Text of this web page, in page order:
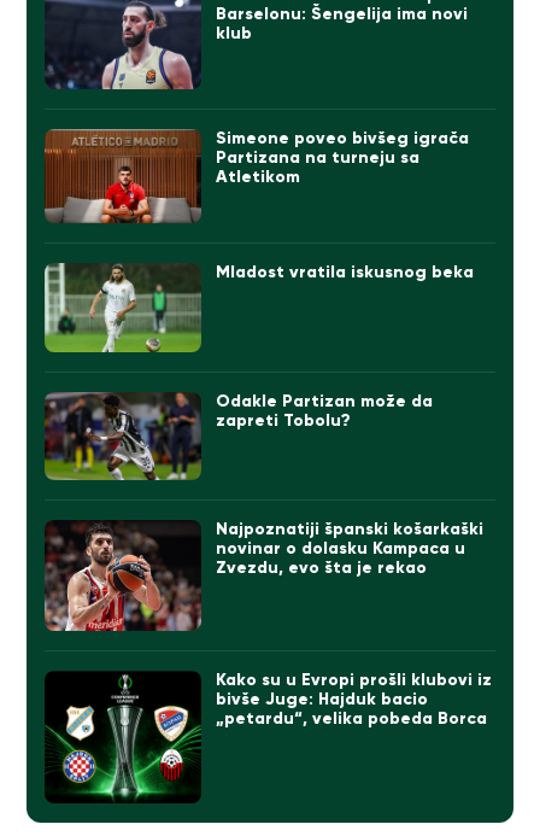
Barselonu: Šengelija ima novi
klub
Simeone poveo bivšeg igrača
Partizana na turneju sa
Atletikom
Mladost vratila iskusnog beka
Odakle Partizan može da
zapreti Tobolu?
Najpoznatiji španski košarkaški
novinar o dolasku Kampaca u
Zvezdu, evo šta je rekao
Kako su u Evropi prošli klubovi iz
bivše Juge: Hajduk bacio
„petardu“, velika pobeda Borca